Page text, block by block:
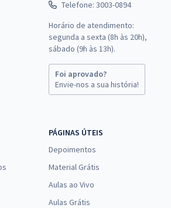
Telefone: 3003-0894
Horário de atendimento:
segunda a sexta (8h às 20h),
sábado (9h às 13h).
Foi aprovado?
Envie-nos a sua história!
PÁGINAS ÚTEIS
Depoimentos
Material Grátis
Aulas ao Vivo
Aulas Grátis